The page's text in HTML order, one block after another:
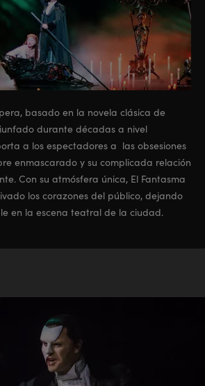
basado en la novela clásica de
durante décadas a nivel
a los espectadores a las obsesiones
enmascarado y su complicada relación
Con su atmósfera única, El Fantasma
los corazones del público, dejando
en la escena teatral de la ciudad.